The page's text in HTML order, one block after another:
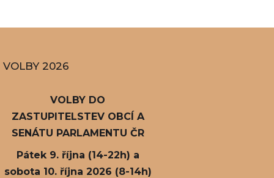
VOLBY 2026
VOLBY DO
ZASTUPITELSTEV OBCÍ A
SENÁTU PARLAMENTU ČR
Pátek 9. října (14-22h) a
sobota 10. října 2026 (8-14h)